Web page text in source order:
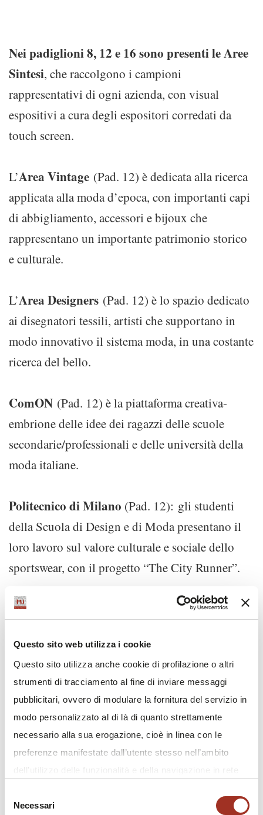
Questo sito web utilizza i cookie
Questo sito utilizza anche cookie di profilazione o altri
strumenti di tracciamento al fine di inviare messaggi
pubblicitari, ovvero di modulare la fornitura del servizio in
modo personalizzato al di là di quanto strettamente
necessario alla sua erogazione, cioè in linea con le
preferenze manifestate dall’utente stesso nell’ambito
dell’utilizzo delle funzionalità e della navigazione in rete
comportamenti dei visitatori di siti web. Condividiamo
delNecessari
Nei padiglioni 8, 12 e 16 sono presenti le Aree
Sintesi, che raccolgono i campioni
rappresentativi di ogni azienda, con visual
espositivi a cura degli espositori corredati da
touch screen.
L’Area Vintage (Pad. 12) è dedicata alla ricerca
applicata alla moda d’epoca, con importanti capi
di abbigliamento, accessori e bijoux che
rappresentano un importante patrimonio storico
e culturale.
L’Area Designers (Pad. 12) è lo spazio dedicato
ai disegnatori tessili, artisti che supportano in
modo innovativo il sistema moda, in una costante
ricerca del bello.
ComON (Pad. 12) è la piattaforma creativa-
embrione delle idee dei ragazzi delle scuole
secondarie/professionali e delle università della
moda italiane.
Politecnico di Milano (Pad. 12): gli studenti
della Scuola di Design e di Moda presentano il
loro lavoro sul valore culturale e sociale dello
sportswear, con il progetto “The City Runner”.
Linen Dream Lab by Celc
(Pad. 16) è dedicata
suoi marchi MASTERS OF LINEN® [100%
Made in Europe] e EUROPEAN FLAX® (Fibra
L’Area Woolmark(Pad. 20) è interamente
dedicata alle nuove tendenze della lana Merino,